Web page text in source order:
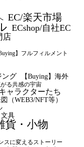
EC/楽天市場
ECshop/自社EC
店
Buying】フルフィルメント
ング 【Buying】海外
がる共感の宇宙
ャラクターたち
図（WEB3/NFT等）
文具
貨・小物
スに変えるストーリー